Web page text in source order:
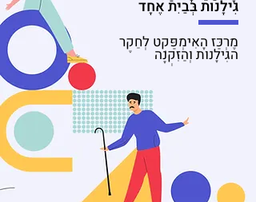
גִּילָנוּת בְּבַיִת אֶחָד
מֶרְכַּז הָאִימְפַּקְט לְחֵקֶר
הגִּילָנוּת וְהַזִּקְנָה